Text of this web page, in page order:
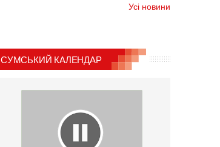
Усі новини
СУМСЬКИЙ КАЛЕНДАР